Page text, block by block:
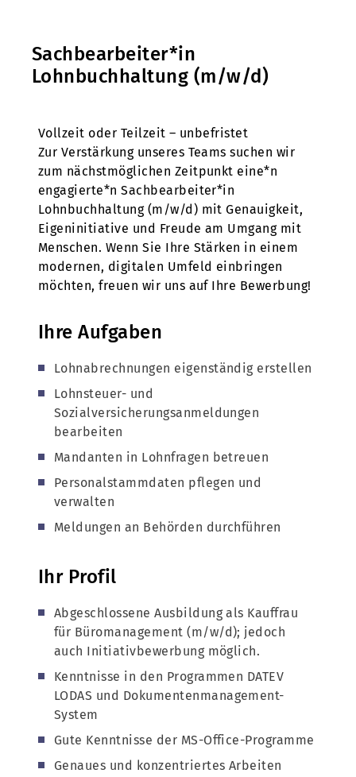
Sachbearbeiter*in
Lohnbuchhaltung (m/w/d)
Vollzeit oder Teilzeit – unbefristet
Zur Verstärkung unseres Teams suchen wir
zum nächstmöglichen Zeitpunkt eine*n
engagierte*n Sachbearbeiter*in
Lohnbuchhaltung (m/w/d) mit Genauigkeit,
Eigeninitiative und Freude am Umgang mit
Menschen. Wenn Sie Ihre Stärken in einem
modernen, digitalen Umfeld einbringen
möchten, freuen wir uns auf Ihre Bewerbung!
Ihre Aufgaben
Lohnabrechnungen eigenständig erstellen
Lohnsteuer- und
Sozialversicherungsanmeldungen
bearbeiten
Mandanten in Lohnfragen betreuen
Personalstammdaten pflegen und
verwalten
Meldungen an Behörden durchführen
Ihr Profil
Abgeschlossene Ausbildung als Kauffrau
für Büromanagement (m/w/d); jedoch
auch Initiativbewerbung möglich.
Kenntnisse in den Programmen DATEV
LODAS und Dokumentenmanagement-
System
Gute Kenntnisse der MS-Office-Programme
Genaues und konzentriertes Arbeiten